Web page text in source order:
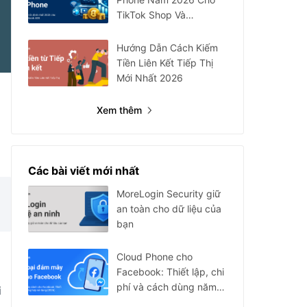
TikTok Shop Và
Hướng Dẫn Cách Kiếm
Tiền Liên Kết Tiếp Thị
Mới Nhất 2026
Xem thêm
Các bài viết mới nhất
MoreLogin Security giữ
an toàn cho dữ liệu của
bạn
Cloud Phone cho
Facebook: Thiết lập, chi
phí và cách dùng năm